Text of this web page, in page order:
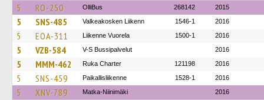
5 RO-250 OlliBus 268142 2015
5 SNS-485 Valkeakosken Liikenn 1546-1 2016
5 EOA-311 Liikenne Vuorela 1500-1 2016
5 VZB-584 V-S Bussipalvelut 2016
5 MMM-462 Ruka Charter 121198 2016
5 SNS-459 Paikallisliikenne 1528-1 2016
5 XNV-789 Matka-Niinimäki 2016